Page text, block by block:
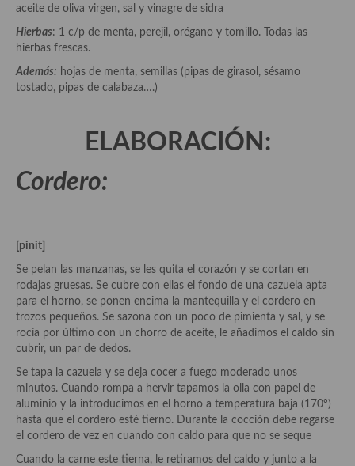
Adobos
Aperitivos
Bebidas
Entrantes y primeros platos
Ensaladas
Gazpachos, salmorejos, sopas y cremas frías
Quínoa
Pasta
Arroces Y fideuás
Legumbres y cereales
Cuscús
Huevos
aceite de oliva virgen, sal y vinagre de sidra
Hierbas: 1 c/p de menta, perejil, orégano y tomillo. Todas las
hierbas frescas.
Además: hojas de menta, semillas (pipas de girasol, sésamo
tostado, pipas de calabaza….)
ELABORACIÓN:
Cordero:
[pinit]
Se pelan las manzanas, se les quita el corazón y se cortan en
rodajas gruesas. Se cubre con ellas el fondo de una cazuela apta
para el horno, se ponen encima la mantequilla y el cordero en
trozos pequeños. Se sazona con un poco de pimienta y sal, y se
rocía por último con un chorro de aceite, le añadimos el caldo sin
cubrir, un par de dedos.
Se tapa la cazuela y se deja cocer a fuego moderado unos
minutos. Cuando rompa a hervir tapamos la olla con papel de
aluminio y la introducimos en el horno a temperatura baja (170º)
hasta que el cordero esté tierno. Durante la cocción debe regarse
el cordero de vez en cuando con caldo para que no se seque
Cuando la carne este tierna, le retiramos del caldo y junto a la